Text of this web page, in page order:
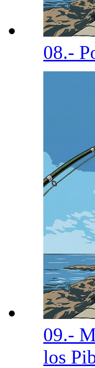
08.-
09.-
los